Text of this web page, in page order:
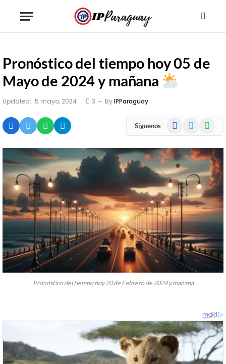
Pronóstico del tiempo hoy 05 de
Mayo de 2024 y mañana
Updated: 5 mayo, 2024 3 ByIPParaguay
Siguenos Facebook
Pronóstico del tiempo hoy 20 de Febrero de 2024 y mañana